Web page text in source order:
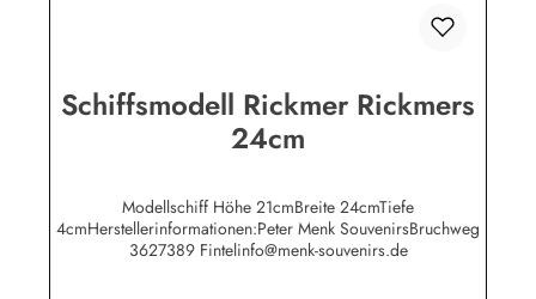
Schiffsmodell Rickmer Rickmers
24cm
Modellschiff Höhe 21cmBreite 24cmTiefe
4cmHerstellerinformationen:Peter Menk SouvenirsBruchweg
3627389 Fintelinfo@menk-souvenirs.de